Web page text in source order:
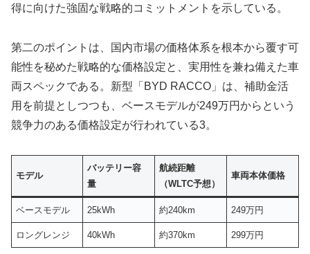
得に向けた強固な戦略的コミットメントを示している。
第二のポイントは、国内市場の価格体系を根本から覆す可
能性を秘めた戦略的な価格設定と、実用性を兼ね備えた車
両スペックである。新型「BYD RACCO」は、補助金活
用を前提としつつも、ベースモデルが249万円からという
競争力のある価格設定が行われている3。
モデル
バッテリー容
量
航続距離
（WLTC予想）
車両本体価格
ベースモデル 25kWh 約240km 249万円
ロングレンジ 40kWh 約370km 299万円